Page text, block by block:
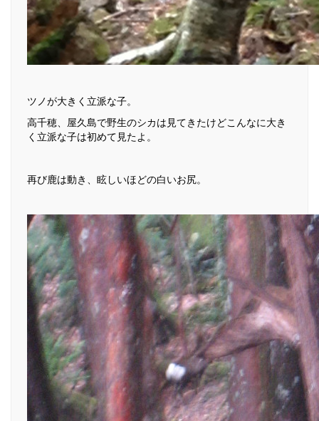
ツノが大きく立派な子。
高千穂、屋久島で野生のシカは見てきたけどこんなに大き
く立派な子は初めて見たよ。
再び鹿は動き、眩しいほどの白いお尻。